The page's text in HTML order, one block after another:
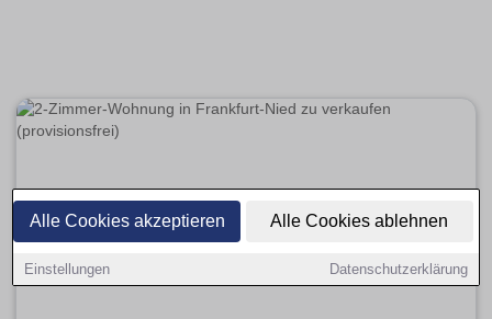
Alle Cookies akzeptieren Alle Cookies ablehnen
Einstellungen Datenschutzerklärung